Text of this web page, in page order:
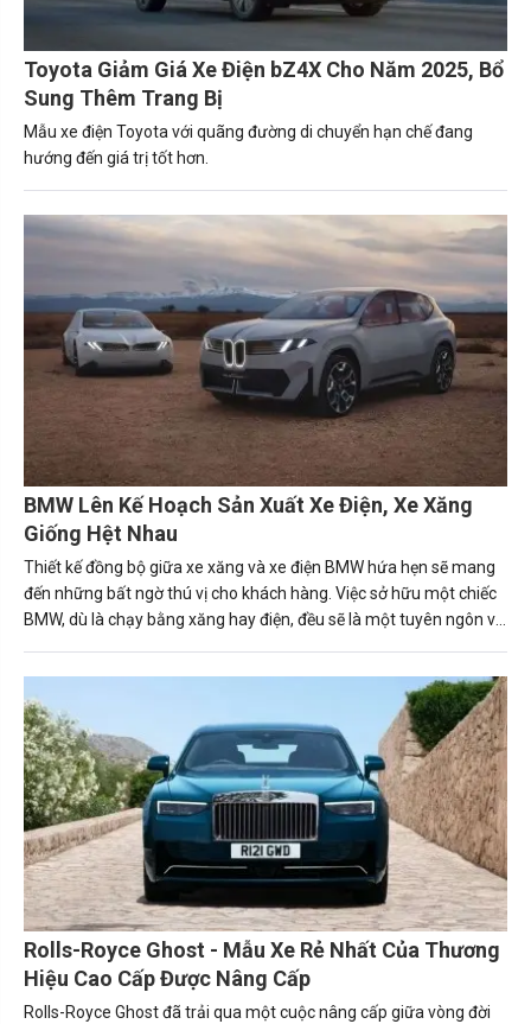
Toyota Giảm Giá Xe Điện bZ4X Cho Năm 2025, Bổ
Sung Thêm Trang Bị
Mẫu xe điện Toyota với quãng đường di chuyển hạn chế đang
hướng đến giá trị tốt hơn.
BMW Lên Kế Hoạch Sản Xuất Xe Điện, Xe Xăng
Giống Hệt Nhau
Thiết kế đồng bộ giữa xe xăng và xe điện BMW hứa hẹn sẽ mang
đến những bất ngờ thú vị cho khách hàng. Việc sở hữu một chiếc
BMW, dù là chạy bằng xăng hay điện, đều sẽ là một tuyên ngôn về
Rolls-Royce Ghost - Mẫu Xe Rẻ Nhất Của Thương
Hiệu Cao Cấp Được Nâng Cấp
Rolls-Royce Ghost đã trải qua một cuộc nâng cấp giữa vòng đời